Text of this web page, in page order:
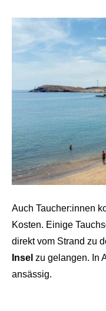
Auch Taucher:innen
Kosten. Einige
direkt vom Strand zu
Insel zu gelangen. In
ansässig.